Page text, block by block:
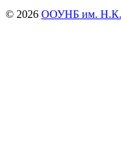
© 2026 ООУНБ им.